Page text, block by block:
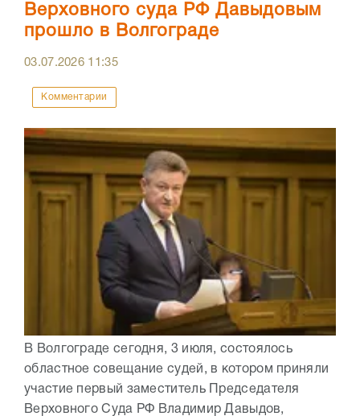
Верховного суда РФ Давыдовым
прошло в Волгограде
03.07.2026 11:35
Комментарии
В Волгограде сегодня, 3 июля, состоялось
областное совещание судей, в котором приняли
участие первый заместитель Председателя
Верховного Суда РФ Владимир Давыдов,